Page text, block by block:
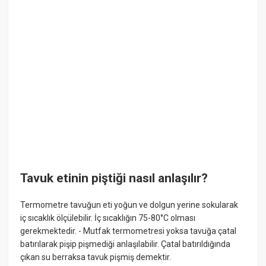
Tavuk etinin piştiği nasıl anlaşılır?
Termometre tavuğun eti yoğun ve dolgun yerine sokularak
iç sıcaklık ölçülebilir. İç sıcaklığın 75-80°C olması
gerekmektedir. - Mutfak termometresi yoksa tavuğa çatal
batırılarak pişip pişmediği anlaşılabilir. Çatal batırıldığında
çıkan su berraksa tavuk pişmiş demektir.